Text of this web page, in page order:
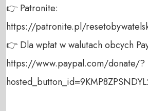
👉 Patronite:
https://patronite.pl/
👉 Dla wpłat w walutach obcych
https://www.paypal.com/donate/?